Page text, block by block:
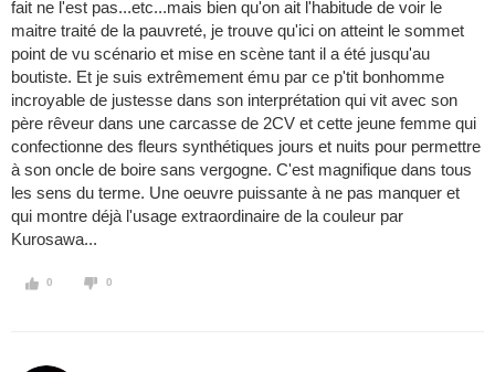
fait ne l'est pas...etc...mais bien qu'on ait l'habitude de voir le
maitre traité de la pauvreté, je trouve qu'ici on atteint le sommet
point de vu scénario et mise en scène tant il a été jusqu'au
boutiste. Et je suis extrêmement ému par ce p'tit bonhomme
incroyable de justesse dans son interprétation qui vit avec son
père rêveur dans une carcasse de 2CV et cette jeune femme qui
confectionne des fleurs synthétiques jours et nuits pour permettre
à son oncle de boire sans vergogne. C'est magnifique dans tous
les sens du terme. Une oeuvre puissante à ne pas manquer et
qui montre déjà l'usage extraordinaire de la couleur par
Kurosawa...
0 0